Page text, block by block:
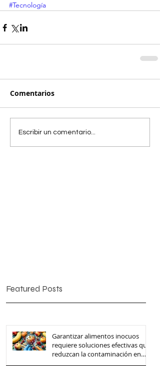
#Tecnología
Comentarios
Escribir un comentario...
Featured Posts
Garantizar alimentos inocuos
requiere soluciones efectivas que
reduzcan la contaminación en
toda la cadena de suministro